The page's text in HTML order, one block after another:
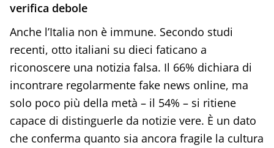
verifica debole
Anche l’Italia non è immune. Secondo studi
recenti, otto italiani su dieci faticano a
riconoscere una notizia falsa. Il 66% dichiara di
incontrare regolarmente fake news online, ma
solo poco più della metà – il 54% – si ritiene
capace di distinguerle da notizie vere. È un dato
che conferma quanto sia ancora fragile la cultura